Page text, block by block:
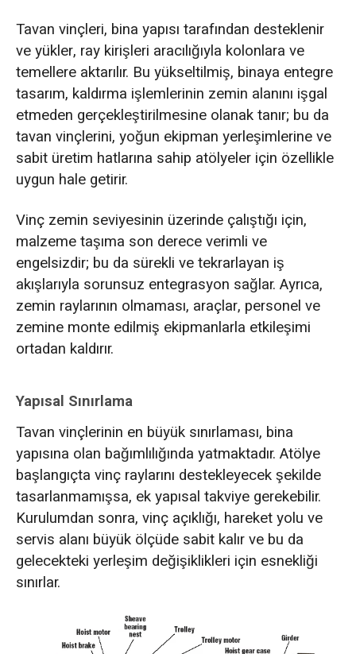
Tavan vinçleri, bina yapısı tarafından desteklenir
ve yükler, ray kirişleri aracılığıyla kolonlara ve
temellere aktarılır. Bu yükseltilmiş, binaya entegre
tasarım, kaldırma işlemlerinin zemin alanını işgal
etmeden gerçekleştirilmesine olanak tanır; bu da
tavan vinçlerini, yoğun ekipman yerleşimlerine ve
sabit üretim hatlarına sahip atölyeler için özellikle
uygun hale getirir.
Vinç zemin seviyesinin üzerinde çalıştığı için,
malzeme taşıma son derece verimli ve
engelsizdir; bu da sürekli ve tekrarlayan iş
akışlarıyla sorunsuz entegrasyon sağlar. Ayrıca,
zemin raylarının olmaması, araçlar, personel ve
zemine monte edilmiş ekipmanlarla etkileşimi
ortadan kaldırır.
Yapısal Sınırlama
Tavan vinçlerinin en büyük sınırlaması, bina
yapısına olan bağımlılığında yatmaktadır. Atölye
başlangıçta vinç raylarını destekleyecek şekilde
tasarlanmamışsa, ek yapısal takviye gerekebilir.
Kurulumdan sonra, vinç açıklığı, hareket yolu ve
servis alanı büyük ölçüde sabit kalır ve bu da
gelecekteki yerleşim değişiklikleri için esnekliği
sınırlar.